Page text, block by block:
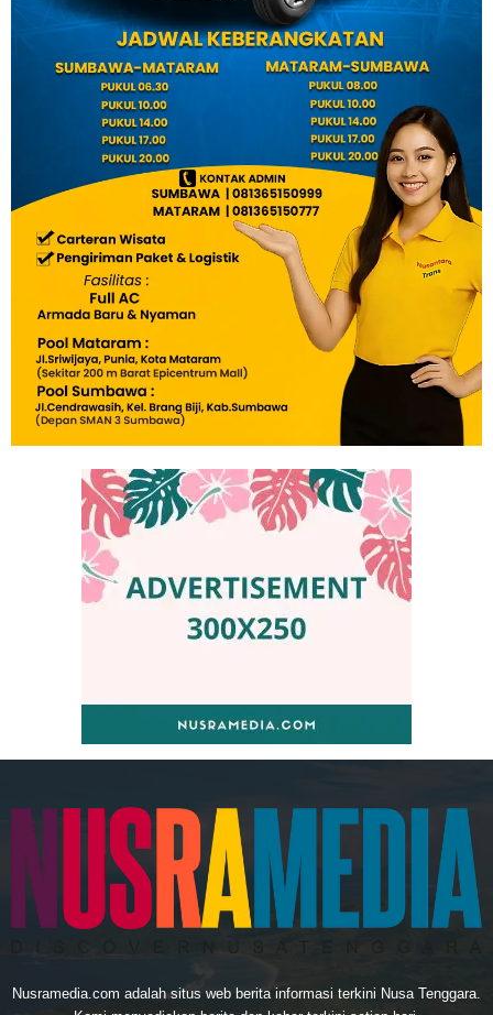
Nusramedia.com adalah situs web berita informasi terkini Nusa Tenggara.